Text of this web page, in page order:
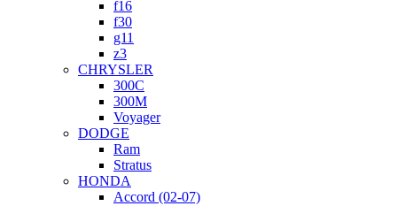
f16
f30
g11
z3
CHRYSLER
300C
300M
Voyager
DODGE
Ram
Stratus
HONDA
Accord (02-07)